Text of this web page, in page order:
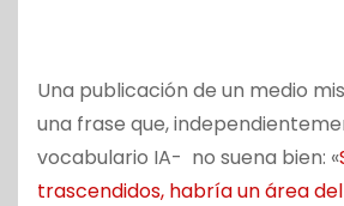
Una publicación de un medio
una frase que,
vocabulario IA- no suena bien: «
trascendidos, habría un área